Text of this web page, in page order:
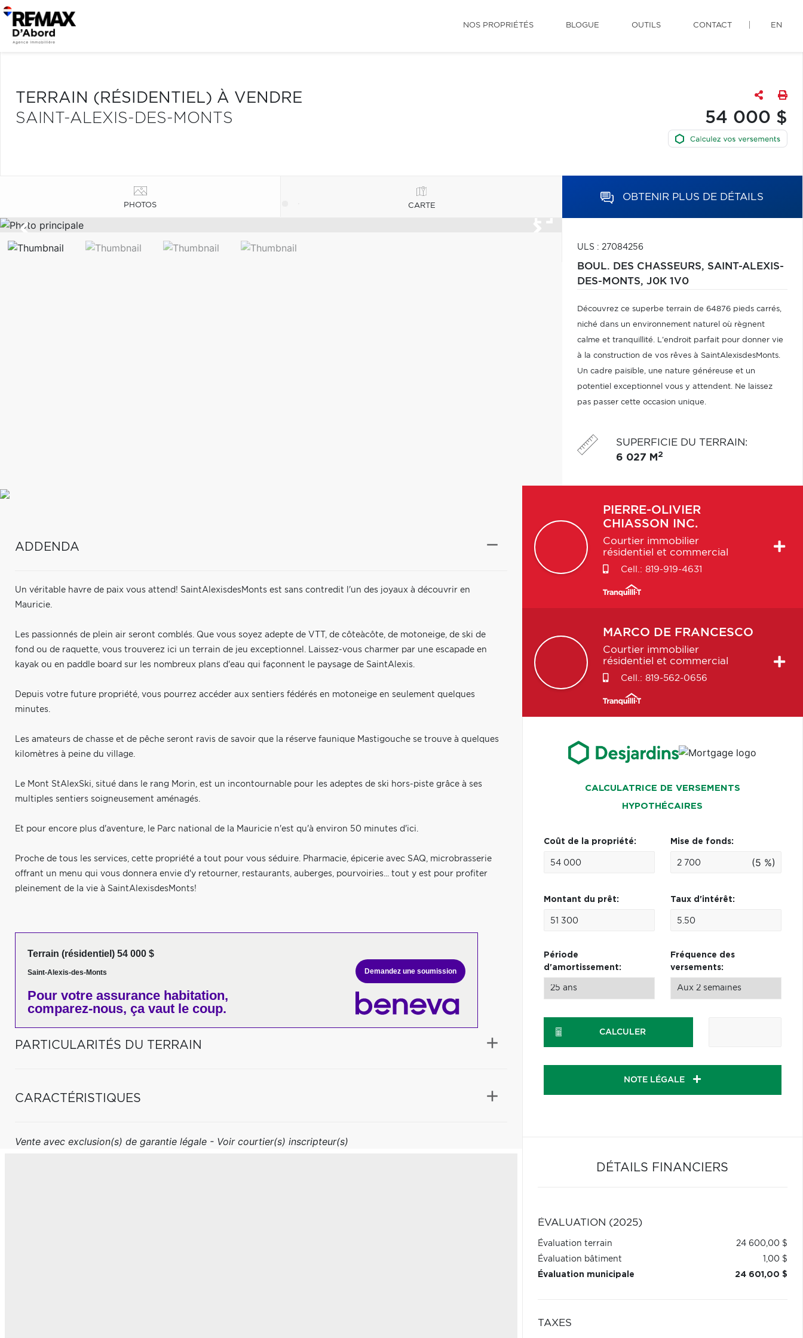
NOS PROPRIÉTÉS BLOGUE OUTILS CONTACT EN
TERRAIN (RÉSIDENTIEL) À VENDRE
SAINT-ALEXIS-DES-MONTS
54 000 $
PHOTOS CARTE
OBTENIR PLUS DE DÉTAILS
ULS : 27084256
BOUL. DES CHASSEURS, SAINT-ALEXIS-
DES-MONTS, J0K 1V0
Découvrez ce superbe terrain de 64876 pieds carrés,
niché dans un environnement naturel où règnent
calme et tranquillité. L'endroit parfait pour donner vie
à la construction de vos rêves à SaintAlexisdesMonts.
Un cadre paisible, une nature généreuse et un
potentiel exceptionnel vous y attendent. Ne laissez
pas passer cette occasion unique.
SUPERFICIE DU TERRAIN:
6 027 M 2
ADDENDA
Un véritable havre de paix vous attend! SaintAlexisdesMonts est sans contredit l'un des joyaux à découvrir en
Mauricie.
Les passionnés de plein air seront comblés. Que vous soyez adepte de VTT, de côteàcôte, de motoneige, de ski de
fond ou de raquette, vous trouverez ici un terrain de jeu exceptionnel. Laissez-vous charmer par une escapade en
kayak ou en paddle board sur les nombreux plans d'eau qui façonnent le paysage de SaintAlexis.
Depuis votre future propriété, vous pourrez accéder aux sentiers fédérés en motoneige en seulement quelques
minutes.
Les amateurs de chasse et de pêche seront ravis de savoir que la réserve faunique Mastigouche se trouve à quelques
kilomètres à peine du village.
Le Mont StAlexSki, situé dans le rang Morin, est un incontournable pour les adeptes de ski hors-piste grâce à ses
multiples sentiers soigneusement aménagés.
Et pour encore plus d'aventure, le Parc national de la Mauricie n'est qu'à environ 50 minutes d'ici.
Proche de tous les services, cette propriété a tout pour vous séduire. Pharmacie, épicerie avec SAQ, microbrasserie
offrant un menu qui vous donnera envie d'y retourner, restaurants, auberges, pourvoiries... tout y est pour profiter
pleinement de la vie à SaintAlexisdesMonts!
Terrain (résidentiel) 54 000 $
Saint-Alexis-des-Monts
Pour votre assurance habitation,
comparez-nous, ça vaut le coup.
Demandez une soumission
PARTICULARITÉS DU TERRAIN
CARACTÉRISTIQUES
Vente avec exclusion(s) de garantie légale - Voir courtier(s) inscripteur(s)
PIERRE-OLIVIER
CHIASSON INC.
Courtier immobilier
résidentiel et commercial
Cell.: 819-919-4631
MARCO DE FRANCESCO
Courtier immobilier
résidentiel et commercial
Cell.: 819-562-0656
CALCULATRICE DE VERSEMENTS
HYPOTHÉCAIRES
Coût de la propriété: Mise de fonds:
(5 %)
Montant du prêt: Taux d'intérêt:
Période
d'amortissement:
Fréquence des
versements:
CALCULER
NOTE LÉGALE
DÉTAILS FINANCIERS
ÉVALUATION (2025)
Évaluation terrain
24 600,00 $
Évaluation bâtiment
1,00 $
Évaluation municipale
24 601,00 $
TAXES